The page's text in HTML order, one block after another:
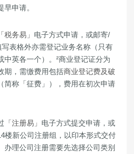
申请。
「税务易」 电子方式申请，或邮寄/
表格外亦需登记业务名称（只有
中英各一个）。²商业登记证分为
期，需缴费用包括商业登记费及破
（简称「征费」），费用在初次申请
「注册易」 电子方式提交申请，或
楼新公司注册组，以印本形式交付
办理公司注册需要先选择公司类别